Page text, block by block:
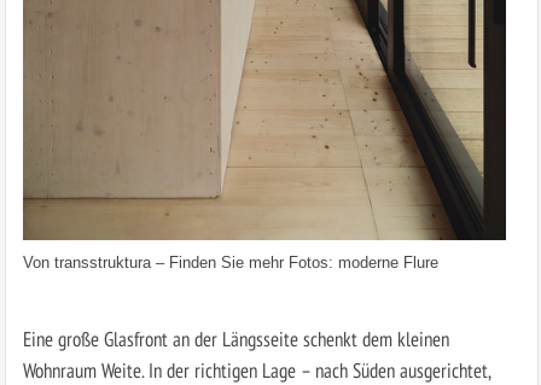
Von transstruktura– Finden Sie mehr Fotos: moderne Flure
Eine große Glasfront an der Längsseite schenkt dem kleinen
Wohnraum Weite. In der richtigen Lage – nach Süden ausgerichtet,